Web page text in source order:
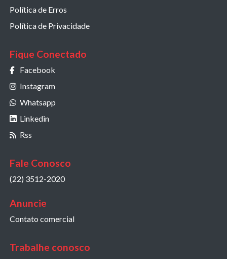
Política de Erros
Política de Privacidade
Fique Conectado
Facebook
Instagram
Whatsapp
Linkedin
Rss
Fale Conosco
(22) 3512-2020
Anuncie
Contato comercial
Trabalhe conosco